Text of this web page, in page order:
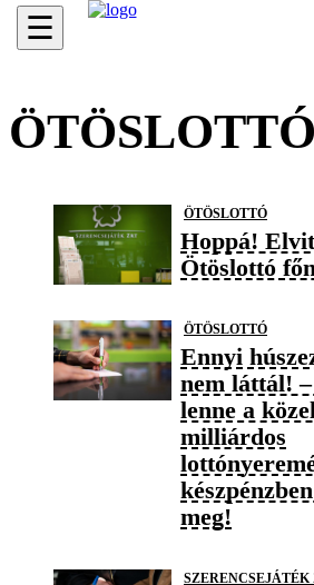
☰
ÖTÖSLOTTÓ
ÖTÖSLOTTÓ
Hoppá!
Ötöslottó
ÖTÖSLOTTÓ
Ennyi
nem láttál!
lenne a
milliárdos
meg!
SZERENCSEJÁTÉK